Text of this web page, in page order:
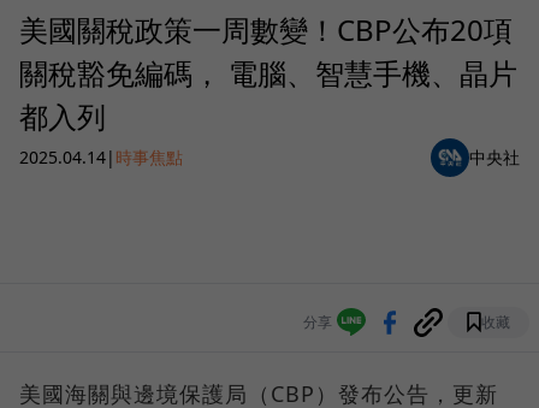
美國關稅政策一周數變！CBP公布20項
關稅豁免編碼， 電腦、智慧手機、晶片
都入列
2025.04.14| 時事焦點 中央社
分享 收藏
美國海關與邊境保護局（CBP）發布公告，更新